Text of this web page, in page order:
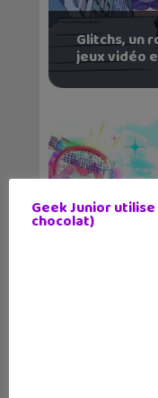
Glitchs, un
jeux vidéo
Mario
annonce
Geek Junior
chocolat)